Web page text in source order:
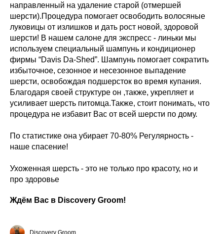
направленный на удаление старой (отмершей
шерсти).Процедура помогает освободить волосяные
луковицы от излишков и дать рост новой, здоровой
шерсти! В нашем салоне для экспресс - линьки мы
используем специальный шампунь и кондиционер
фирмы “Davis Da-Shed”. Шампунь помогает сократить
избыточное, сезонное и несезонное выпадение
шерсти, освобождая подшерсток во время купания.
Благодаря своей структуре он ,также, укрепляет и
усиливает шерсть питомца.Также, стоит понимать, что
процедура не избавит Вас от всей шерсти по дому.
По статистике она убирает 70-80% Регулярность -
наше спасение!
Ухоженная шерсть - это не только про красоту, но и
про здоровье
Ждём Вас в Discovery Groom!
Discovery Groom